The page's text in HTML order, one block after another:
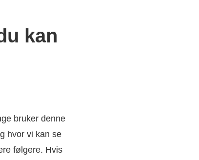
kan
bruker denne
hvor vi kan se
følgere. Hvis